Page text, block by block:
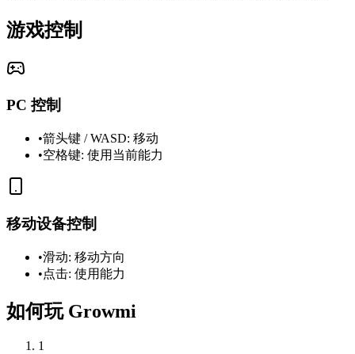
游戏控制
PC 控制
•箭头键 / WASD: 移动
•空格键: 使用当前能力
移动设备控制
•滑动: 移动方向
•点击: 使用能力
如何玩 Growmi
1